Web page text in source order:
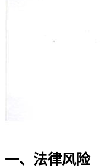
一、法律风险